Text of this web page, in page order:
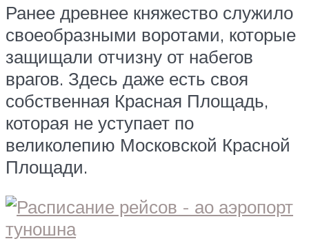
Ранее древнее княжество служило
своеобразными воротами, которые
защищали отчизну от набегов
врагов. Здесь даже есть своя
собственная Красная Площадь,
которая не уступает по
великолепию Московской Красной
Площади.